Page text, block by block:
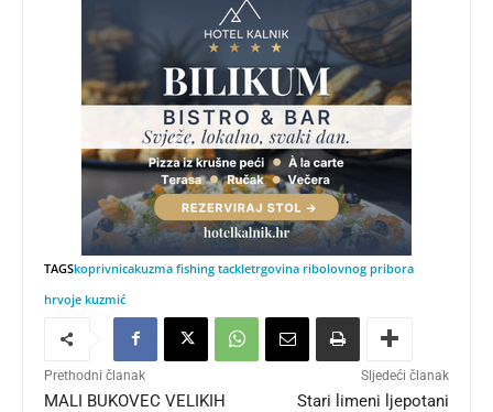
TAGSkoprivnicakuzma fishing tackletrgovina ribolovnog pribora
hrvoje kuzmić
Prethodni članak
MALI BUKOVEC VELIKIH
Sljedeći članak
Stari limeni ljepotani